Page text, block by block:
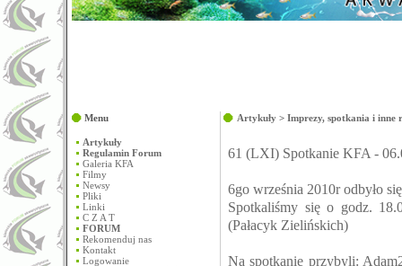
Menu
Artykuły
Regulamin Forum
Galeria KFA
Filmy
Newsy
Pliki
Linki
C Z A T
FORUM
Rekomenduj nas
Kontakt
Logowanie
Artykuły > Imprezy, spotkania i inne
61 (LXI) Spotkanie KFA -
6go września 2010r odbyło
Spotkaliśmy się o godz.
(Pałacyk Zielińskich)
Na spotkanie przybyli: